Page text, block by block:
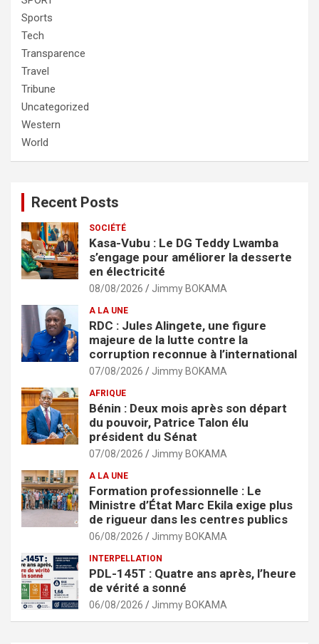
Sports
Tech
Transparence
Travel
Tribune
Uncategorized
Western
World
Recent Posts
SOCIÉTÉ
Kasa-Vubu : Le DG Teddy Lwamba
s’engage pour améliorer la desserte
en électricité
08/08/2026 Jimmy BOKAMA
A LA UNE
RDC : Jules Alingete, une figure
majeure de la lutte contre la
corruption reconnue à l’international
07/08/2026 Jimmy BOKAMA
AFRIQUE
Bénin : Deux mois après son départ
du pouvoir, Patrice Talon élu
président du Sénat
07/08/2026 Jimmy BOKAMA
A LA UNE
Formation professionnelle : Le
Ministre d’État Marc Ekila exige plus
de rigueur dans les centres publics
06/08/2026 Jimmy BOKAMA
INTERPELLATION
PDL-145T : Quatre ans après, l’heure
de vérité a sonné
06/08/2026 Jimmy BOKAMA